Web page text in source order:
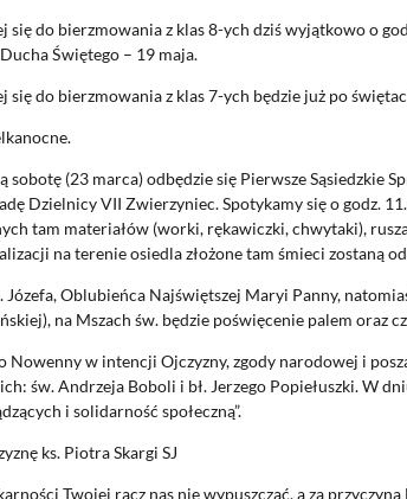
się do bierzmowania z klas 8-ych dziś wyjątkowo o
Świętego – 19 maja.
się do bierzmowania z klas 7-ych będzie już po
sobotę (23 marca) odbędzie się Pierwsze Sąsiedzkie
Dzielnicy VII Zwierzyniec. Spotykamy się o godz.
tam materiałów (worki, rękawiczki, chwytaki),
na terenie osiedla złożone tam śmieci zostaną
Oblubieńca Najświętszej Maryi Panny,
na Mszach św. będzie poświęcenie palem oraz
Nowenny w intencji Ojczyzny, zgody narodowej i
św. Andrzeja Boboli i bł. Jerzego Popiełuszki. W
i solidarność społeczną”.
ks. Piotra Skargi SJ
Twojej racz nas nie wypuszczać, a za